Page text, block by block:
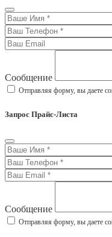
Сообщение
Отправляя форму, вы даете
Запрос Прайс-Листа
Сообщение
Отправляя форму, вы даете